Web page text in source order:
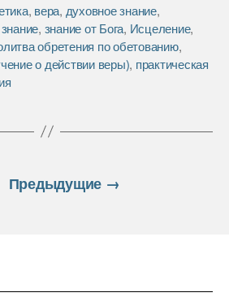
, вера, духовное знание,
знание, знание от Бога, Исцеление,
обретения по обетованию,
о действии веры), практическая
Предыдущие →